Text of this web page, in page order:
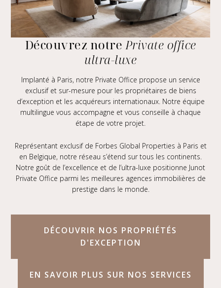
Découvrez notre Private office
ultra-luxe
Implanté à Paris, notre Private Office propose un service
exclusif et sur-mesure pour les propriétaires de biens
d’exception et les acquéreurs internationaux. Notre équipe
multilingue vous accompagne et vous conseille à chaque
étape de votre projet.
Représentant exclusif de Forbes Global Properties à Paris et
en Belgique, notre réseau s’étend sur tous les continents.
Notre goût de l’excellence et de l’ultra-luxe positionne Junot
Private Office parmi les meilleures agences immobilières de
prestige dans le monde.
DÉCOUVRIR NOS PROPRIÉTÉS
D'EXCEPTION
EN SAVOIR PLUS SUR NOS SERVICES